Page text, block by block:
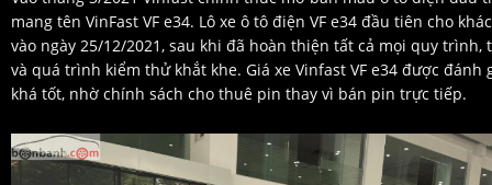
mang tên VinFast VF e34. Lô xe ô tô điện VF e34 đầu tiên cho
vào ngày 25/12/2021, sau khi đã hoàn thiện tất cả mọi quy trình,
và quá trình kiểm thử khắt khe. Giá xe Vinfast VF e34 được đánh
khá tốt, nhờ chính sách cho thuê pin thay vì bán pin trực tiếp.